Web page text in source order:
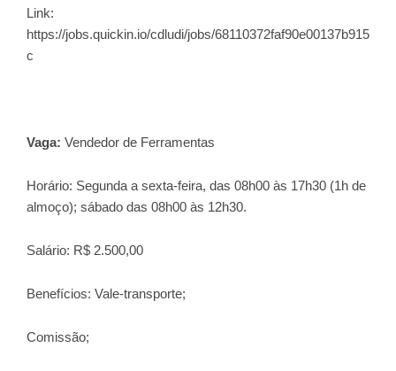
Link:
https://jobs.quickin.io/cdludi/jobs/68110372faf90e00137b915
c
Vaga: Vendedor de Ferramentas
Horário: Segunda a sexta-feira, das 08h00 às 17h30 (1h de
almoço); sábado das 08h00 às 12h30.
Salário: R$ 2.500,00
Benefícios: Vale-transporte;
Comissão;